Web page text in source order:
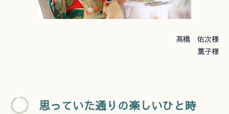
髙橋 佑次様
薫子様
思っていた通りの楽しいひと時